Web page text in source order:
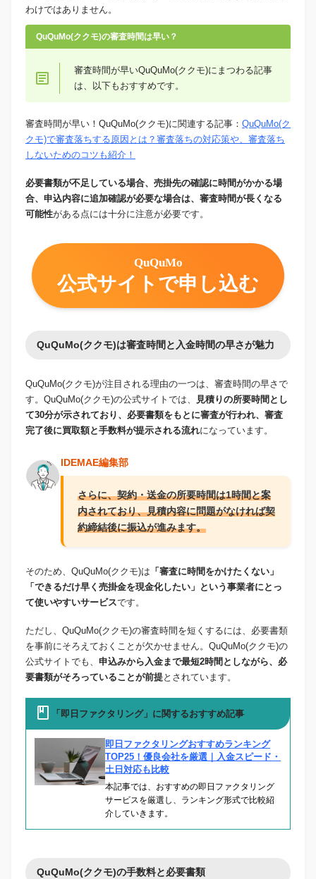
わけではありません。
QuQuMo(ククモ)の審査時間は早い？
審査時間が早いQuQuMo(ククモ)にまつわる記事
は、以下もおすすめです。
審査時間が早い！QuQuMo(ククモ)に関連する記事： QuQuMo(ク
クモ)で審査落ちする原因とは？審査落ちの対応策や、審査落ち
しないためのコツも紹介！
必要書類が不足している場合、売掛先の確認に時間がかかる場
合、申込内容に追加確認が必要な場合は、審査時間が長くなる
可能性がある点には十分に注意が必要です。
QuQuMo
公式サイトで申し込む
QuQuMo(ククモ)は審査時間と入金時間の早さが魅力
QuQuMo(ククモ)が注目される理由の一つは、審査時間の早さで
す。QuQuMo(ククモ)の公式サイトでは、
見積りの所要時間とし
て30分が示されており、必要書類をもとに審査が行われ、審査
完了後に買取額と手数料が提示される流れになっています。
IDEMAE編集部
さらに、契約・送金の所要時間は1時間と案
内されており、見積内容に問題がなければ契
約締結後に振込が進みます。
そのため、QuQuMo(ククモ)は 「審査に時間をかけたくない」
「できるだけ早く売掛金を現金化したい」という事業者にとっ
て使いやすいサービスです。
ただし、QuQuMo(ククモ)の審査時間を短くするには、必要書類
を事前にそろえておくことが欠かせません。QuQuMo(ククモ)の
公式サイトでも、 申込みから入金まで最短2時間としながら、必
要書類がそろっていることが前提とされています。
「即日ファクタリング」に関するおすすめ記事
即日ファクタリングおすすめランキング
TOP25！優良会社を厳選｜入金スピード・
土日対応も比較
本記事では、おすすめの即日ファクタリング
サービスを厳選し、ランキング形式で比較紹
介していきます。
QuQuMo(ククモ)の手数料と必要書類